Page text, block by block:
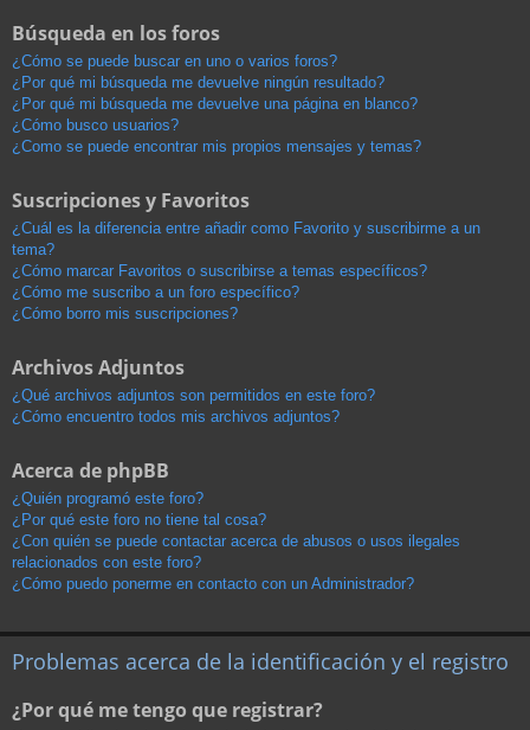
Búsqueda en los foros
¿Cómo se puede buscar en uno o varios foros?
¿Por qué mi búsqueda me devuelve ningún resultado?
¿Por qué mi búsqueda me devuelve una página en blanco?
¿Cómo busco usuarios?
¿Como se puede encontrar mis propios mensajes y temas?
Suscripciones y Favoritos
¿Cuál es la diferencia entre añadir como Favorito y suscribirme a un
tema?
¿Cómo marcar Favoritos o suscribirse a temas específicos?
¿Cómo me suscribo a un foro específico?
¿Cómo borro mis suscripciones?
Archivos Adjuntos
¿Qué archivos adjuntos son permitidos en este foro?
¿Cómo encuentro todos mis archivos adjuntos?
Acerca de phpBB
¿Quién programó este foro?
¿Por qué este foro no tiene tal cosa?
¿Con quién se puede contactar acerca de abusos o usos ilegales
relacionados con este foro?
¿Cómo puedo ponerme en contacto con un Administrador?
Problemas acerca de la identificación y el registro
¿Por qué me tengo que registrar?